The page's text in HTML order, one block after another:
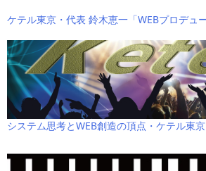
ケテル東京・代表 鈴木恵一「WEBプロデュ
システム思考とWEB創造の頂点・ケテル東京